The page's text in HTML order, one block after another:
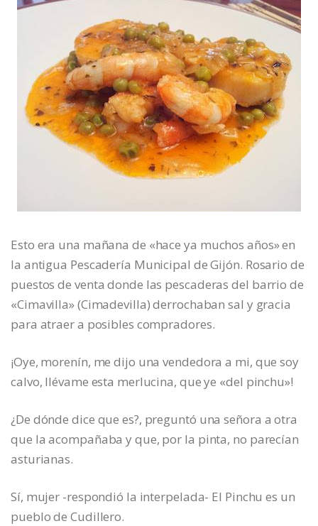
Esto era una mañana de «hace ya muchos años» en
la antigua Pescadería Municipal de Gijón. Rosario de
puestos de venta donde las pescaderas del barrio de
«Cimavilla» (Cimadevilla) derrochaban sal y gracia
para atraer a posibles compradores.
¡Oye, morenín, me dijo una vendedora a mi, que soy
calvo, llévame esta merlucina, que ye «del pinchu»!
¿De dónde dice que es?, preguntó una señora a otra
que la acompañaba y que, por la pinta, no parecían
asturianas.
Sí, mujer -respondió la interpelada- El Pinchu es un
pueblo de Cudillero.